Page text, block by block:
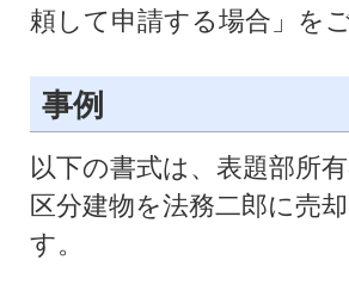
頼して申請する場合」を
事例
以下の書式は、表題部所
区分建物を法務二郎に売
す。